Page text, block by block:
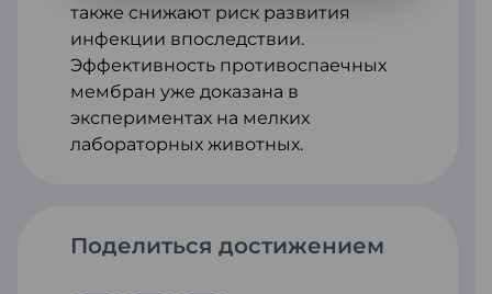
Поделиться достижением
также снижают риск развития
инфекции впоследствии.
Эффективность противоспаечных
мембран уже доказана в
экспериментах на мелких
лабораторных животных.